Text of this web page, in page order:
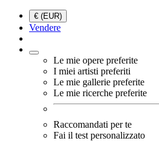
€ (EUR)
Vendere
Le mie opere preferite
I miei artisti preferiti
Le mie gallerie preferite
Le mie ricerche preferite
Raccomandati per te
Fai il test personalizzato